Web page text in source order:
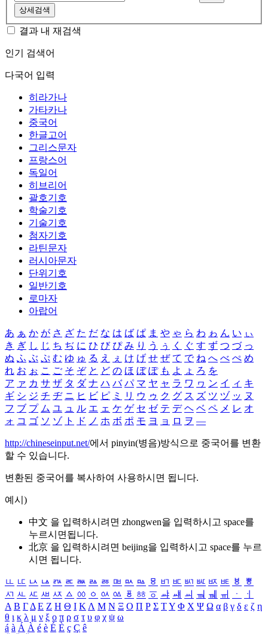
상세검색
결과 내 재검색
인기 검색어
다국어 입력
히라가나
가타카나
중국어
한글고어
그리스문자
프랑스어
독일어
히브리어
괄호기호
학술기호
기술기호
첨자기호
라틴문자
러시아문자
단위기호
일반기호
로마자
아랍어
あ ぁ か が さ ざ た だ な は ば ぱ ま や ゃ ら わ ゎ ん い ぃ
き ぎ し じ ち ぢ に ひ び ぴ み り う ぅ く ぐ す ず つ づ っ
ぬ ふ ぶ ぷ む ゆ ゅ る え ぇ け げ せ ぜ て で ね へ べ ぺ め
れ お ぉ こ ご そ ぞ と ど の ほ ぼ ぽ も よ ょ ろ を
ア ァ カ サ ザ タ ダ ナ ハ バ パ マ ヤ ャ ラ ワ ヮ ン イ ィ キ
ギ シ ジ チ ヂ ニ ヒ ビ ピ ミ リ ウ ゥ ク グ ス ズ ツ ヅ ッ ヌ
フ ブ プ ム ユ ュ ル エ ェ ケ ゲ セ ゼ テ デ ヘ ベ ペ メ レ オ
ォ コ ゴ ソ ゾ ト ド ノ ホ ボ ポ モ ヨ ョ ロ ヲ ―
http://chineseinput.net/에서 pinyin(병음)방식으로 중국어를 변환
할 수 있습니다.
변환된 중국어를 복사하여 사용하시면 됩니다.
예시)
中文 을 입력하시려면 zhongwen을 입력하시고 space를
누르시면됩니다.
北京 을 입력하시려면 beijing을 입력하시고 space를 누르
시면 됩니다.
ㅥ ㅦ ㅧ ㅨ ㅩ ㅪ ㅫ ㅬ ㅭ ㅮ ㅯ ㅰ ㅱ ㅲ ㅳ ㅴ ㅵ ㅶ ㅷ ㅸ
ㅹ
ㅺ ㅻ ㅼ ㅽ ㅾ ㅿ ㆀ ㆁ ㆂ ㆃ ㆄ ㆅ ㆆ ㆇ ㆈ ㆉ ㆊ ㆋ ㆌ ㆍ
ㆎ
Α Β ΓΔ Ε Ζ Η Θ Ι ΚΛ Μ Ν Ξ Ο Π Ρ Σ ΤΥ Φ Χ Ψ Ω α β γ δ ε ζ η
θ ι κ λ μ ν ξ ο π ρ σ τ υ φ χ ψ ω
á à Á À é è É È ç Ç ê